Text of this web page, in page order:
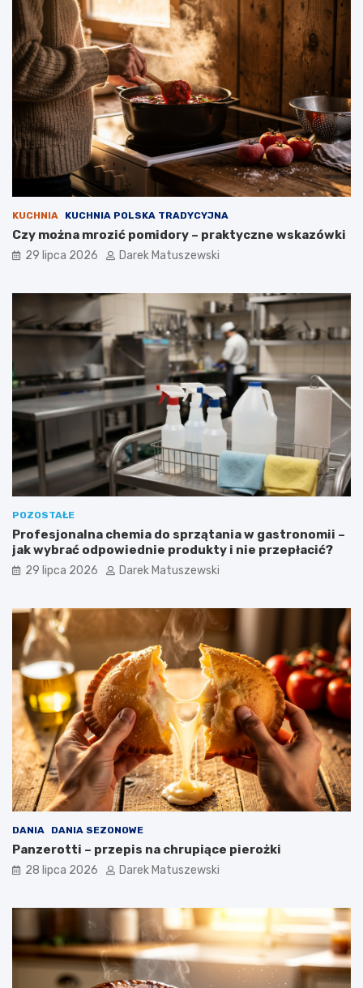
KUCHNIA KUCHNIA POLSKA TRADYCYJNA
Czy można mrozić pomidory – praktyczne wskazówki
29 lipca 2026 Darek Matuszewski
POZOSTAŁE
Profesjonalna chemia do sprzątania w gastronomii –
jak wybrać odpowiednie produkty i nie przepłacić?
29 lipca 2026 Darek Matuszewski
DANIA DANIA SEZONOWE
Panzerotti – przepis na chrupiące pierożki
28 lipca 2026 Darek Matuszewski